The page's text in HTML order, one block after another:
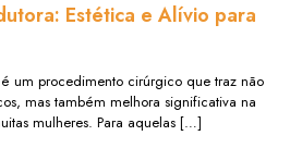
Estética e Alívio para
um procedimento cirúrgico que traz não
mas também melhora significativa na
mulheres. Para aquelas […]